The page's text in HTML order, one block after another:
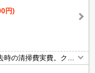
円)
の清掃費実費。クレ